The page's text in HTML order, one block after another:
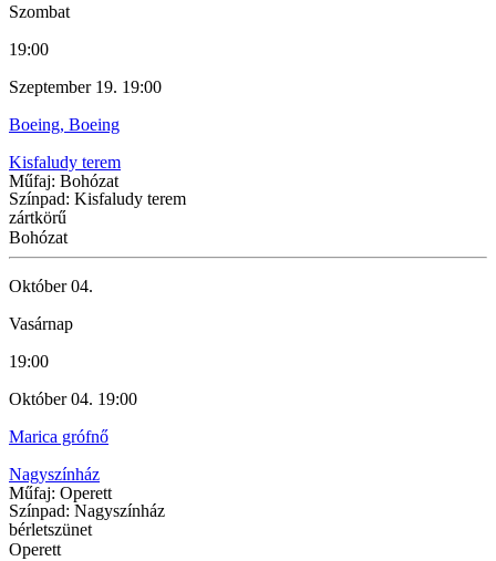
Szombat
19:00
Szeptember 19. 19:00
Boeing, Boeing
Kisfaludy terem
Műfaj: Bohózat
Színpad: Kisfaludy terem
zártkörű
Bohózat
Október 04.
Vasárnap
19:00
Október 04. 19:00
Marica grófnő
Nagyszínház
Műfaj: Operett
Színpad: Nagyszínház
bérletszünet
Operett